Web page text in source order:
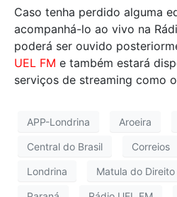
Caso tenha perdido alguma
acompanhá-lo ao vivo na
poderá ser ouvido
UEL FM e também estará
serviços de streaming como o
APP-Londrina Aroeira
Central do Brasil Correios
Londrina Matula do Direito